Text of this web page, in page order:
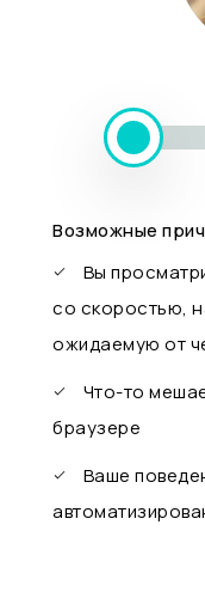
Возможные
Вы
со скоростью,
ожидаемую от
Что-то
браузере
Ваше